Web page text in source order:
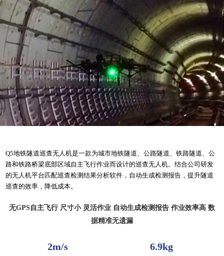
Q5地铁隧道巡查无人机是一款为城市地铁隧道、公路隧道、铁路隧道、公
路和铁路桥梁底部区域自主飞行作业而设计的巡查无人机。结合公司研发
的无人机平台匹配巡查检测结果分析软件，自动生成检测报告，提升隧道
巡查的效率，降低成本。
无GPS自主飞行 尺寸小 灵活作业 自动生成检测报告 作业效率高 数
据精准无遗漏
2m/s 6.9kg